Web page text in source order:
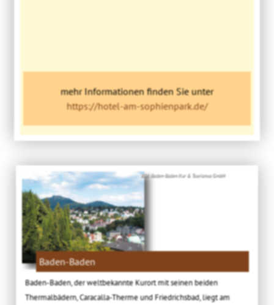
mehr Informationen finden Sie unter
https://hotel-am-sophienpark.de/
Bild: Baden-Baden Kur & Tourismus GmbH
Baden-Baden
Baden-Baden, der weltbekannte Kurort mit seinen beiden
Thermalbädern, Caracalla-Therme und Friedrichsbad, liegt am